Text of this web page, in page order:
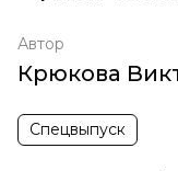
Автор
Крюкова
Спецвыпуск